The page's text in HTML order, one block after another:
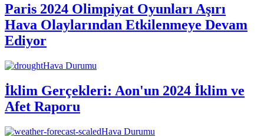
Paris 2024 Olimpiyat Oyunları Aşırı
Hava Olaylarından Etkilenmeye Devam
Ediyor
Hava Durumu
İklim Gerçekleri: Aon'un 2024 İklim ve
Afet Raporu
Hava Durumu